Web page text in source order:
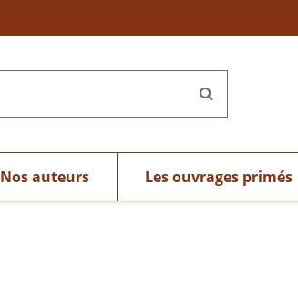
Nos auteurs Les ouvrages primés